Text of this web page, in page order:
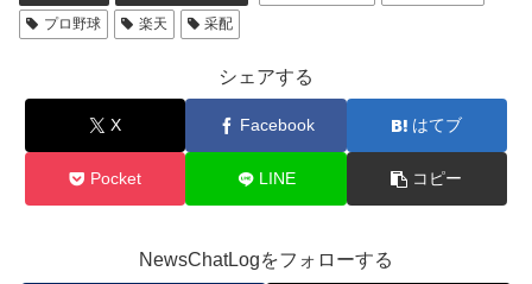
プロ野球
楽天 采配
シェアする
X Facebook はてブ
Pocket LINE コピー
NewsChatLogをフォローする